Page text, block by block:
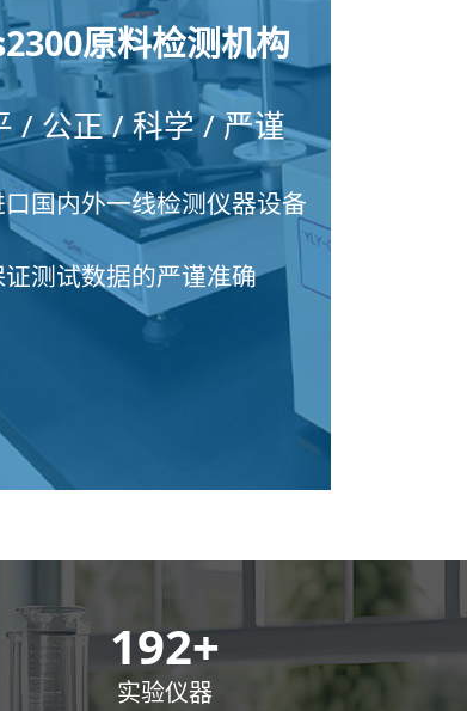
原料检测机构
/ 公正 / 科学 / 严谨
国内外一线检测仪器设备
测试数据的严谨准确
300+
实验仪器